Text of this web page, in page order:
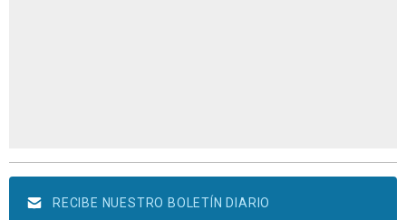
RECIBE NUESTRO BOLETÍN DIARIO